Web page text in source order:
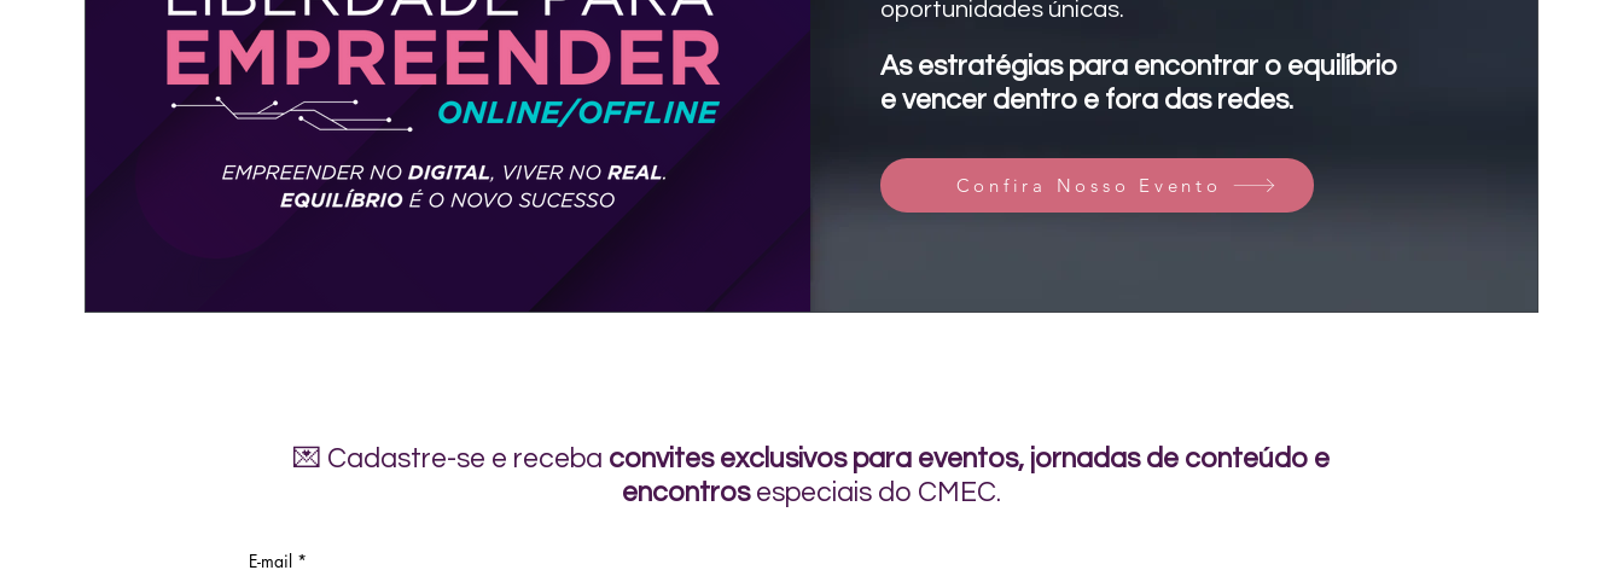
oportunidades únicas.
As estratégias para encontrar o equilíbrio
e vencer dentro e fora das redes.
Confira Nosso Evento
💌 Cadastre-se e receba convites exclusivos para eventos, jornadas de conteúdo e
encontrosespeciais do CMEC.
E-mail *